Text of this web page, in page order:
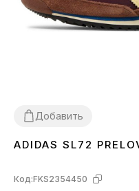
Добавить
36 3738 39 41 42 43 4445
ADIDAS SL72
Код:FKS2354450